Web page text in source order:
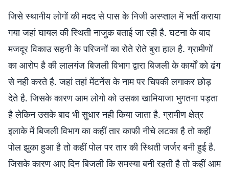
जिसे स्थानीय लोगों की मदद से पास के निजी अस्प्ताल में भर्ती कराया
गया जहां घायल की स्थिती नाजुक बताई जा रही है. घटना के बाद
मजदूर विकाउ सहनी के परिजनों का रोते रोते बुरा हाल है. ग्रामीणों
का आरोप है की लालगंज बिजली विभाग द्वारा बिजली के कार्यों को ढंग
से नही करते है. जहां तहां मेंटनेंस के नाम पर चिपकी लगाकर छोड़
देते है. जिसके कारण आम लोगो को उसका खामियाजा भुगतना पड़ता
है लेकिन उसके बाद भी सुधार नही किया जाता है. ग्रामीण क्षेत्र
इलाके में बिजली विभाग का कहीं तार काफी नीचे लटका है तो कहीं
पोल झुका हुआ है तो कहीं पोल पर तार की स्थिती जर्जर बनी हुई है.
जिसके कारण आए दिन बिजली कि समस्या बनी रहती है तो कहीं आम